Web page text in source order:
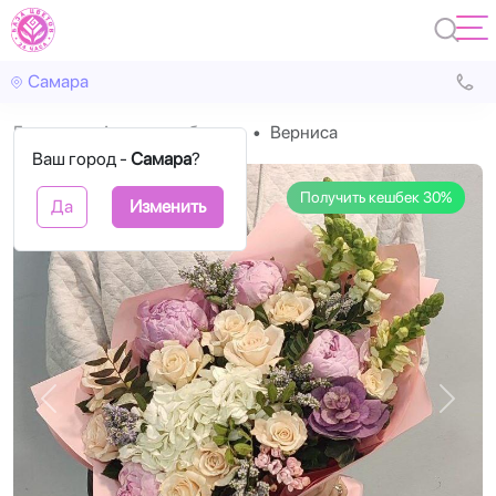
Самара
Ваш город - Самара?
Да Изменить
Главная Авторские букеты Верниса
Получить кешбек 30%
Назад